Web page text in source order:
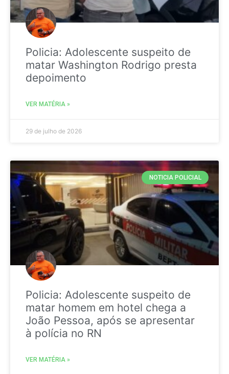
Policia: Adolescente suspeito de
matar Washington Rodrigo presta
depoimento
VER MATÉRIA »
29 de julho de 2026
NOTICIA POLICIAL
Policia: Adolescente suspeito de
matar homem em hotel chega a
João Pessoa, após se apresentar
à polícia no RN
VER MATÉRIA »